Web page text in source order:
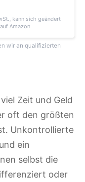
kann sich geändert
Amazon.
wir an qualifizierten
Zeit und Geld
oft den größten
Unkontrollierte
ein
selbst die
oder